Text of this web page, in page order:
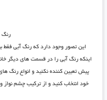
رنگ
این تصور وجود دارد که رنگ آبی فقط
اینکه رنگ آبی را در قسمت های دیگر
پیش تعیین کننده نکنید و انواع رنگ
خود انتخاب کنید و از ترکیب چشم